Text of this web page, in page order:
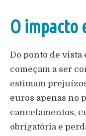
O impacto
Do ponto de vista
começam a ser
estimam
euros apenas no
cancelamentos,
obrigatória e